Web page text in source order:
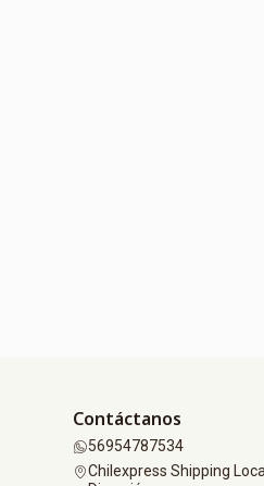
Contáctanos
56954787534
Chilexpress Shipping